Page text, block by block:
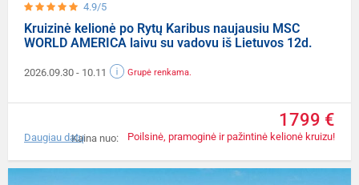
4.9/5
Kruizinė kelionė po Rytų Karibus naujausiu MSC
WORLD AMERICA laivu su vadovu iš Lietuvos 12d.
2026.09.30 - 10.11 Grupė renkama.
Kaina nuo:
1799 €
Poilsinė, pramoginė ir pažintinė kelionė kruizu!
Daugiau datų